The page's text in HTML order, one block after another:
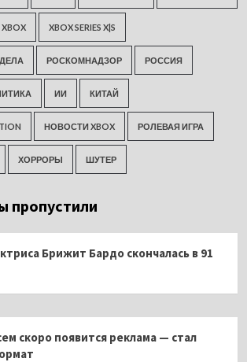
XBOX XBOX SERIES X|S
РОСКОМНАДЗОР РОССИЯ
ИИ КИТАЙ
НОВОСТИ XBOX РОЛЕВАЯ ИГРА
ХОРРОРЫ ШУТЕР
пропустили
Брижит Бардо скончалась в 91
скоро появится реклама — стал